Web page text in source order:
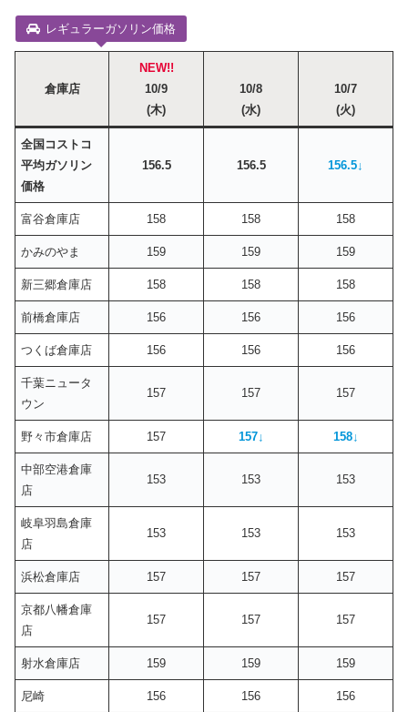
レギュラーガソリン価格
倉庫店
NEW!!
10/9
(木)
10/8
(水)
10/7
(火)
全国コストコ
平均ガソリン
価格
156.5 156.5 156.5↓
富谷倉庫店 158 158 158
かみのやま 159 159 159
新三郷倉庫店 158 158 158
前橋倉庫店 156 156 156
つくば倉庫店 156 156 156
千葉ニュータ
ウン
157 157 157
野々市倉庫店 157 157↓ 158↓
中部空港倉庫
店
153 153 153
岐阜羽島倉庫
店
153 153 153
浜松倉庫店 157 157 157
京都八幡倉庫
店
157 157 157
射水倉庫店 159 159 159
尼崎 156 156 156